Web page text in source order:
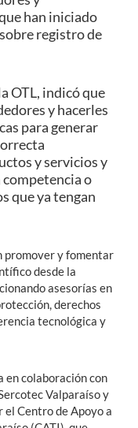
han iniciado
registro de
OTL, indicó que
y hacerles
para generar
y servicios y
o
que ya tengan
promover y fomentar
desde la
asesorías en
derechos
tecnológica y
colaboración con
Valparaíso y
el Centro de Apoyo a